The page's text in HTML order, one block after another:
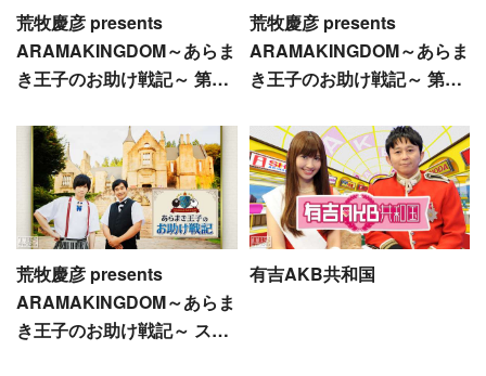
荒牧慶彦 presents
ARAMAKINGDOM～あらま
き王子のお助け戦記～ 第3
荒牧慶彦 presents
ARAMAKINGDOM～あらま
き王子のお助け戦記～ 第4
荒牧慶彦 presents
ARAMAKINGDOM～あらま
き王子のお助け戦記～ スペ
有吉AKB共和国